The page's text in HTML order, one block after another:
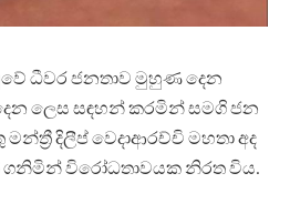
ධීවර ජනතාව මුහුණ දෙන
ලෙස සඳහන් කරමින් සමගි ජන
දිලීප් වෙදාආරච්චි මහතා අද
ගනිමින් විරෝධතාවයක නිරත විය.